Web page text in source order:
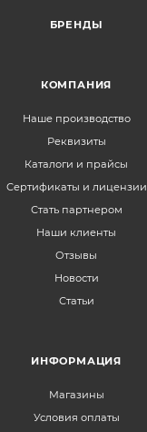
БРЕНДЫ
КОМПАНИЯ
Наше производство
Реквизиты
Каталоги и прайсы
Сертификаты и лицензии
Стать партнером
Наши клиенты
Отзывы
Новости
Статьи
ИНФОРМАЦИЯ
Магазины
Условия оплаты